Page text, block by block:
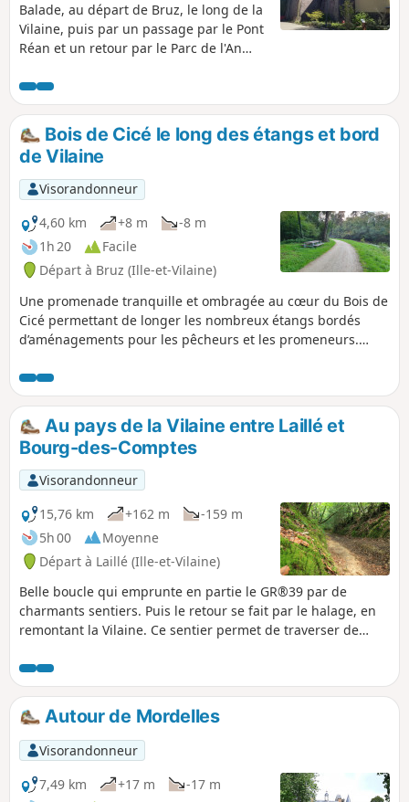
Balade, au départ de Bruz, le long de la
Vilaine, puis par un passage par le Pont
Réan et un retour par le Parc de l'An
Bois de Cicé le long des étangs et bord
de Vilaine
Visorandonneur
4,60 km
+8 m
-8 m
1h 20
Facile
Départ à Bruz (Ille-et-Vilaine)
Une promenade tranquille et ombragée au cœur du Bois de
Cicé permettant de longer les nombreux étangs bordés
d’aménagements pour les pêcheurs et les promeneurs.
une poussette. Si vous préférez les chemins plus
praticables, le mieux est d'emprunter l'axe central aménagé
et qui mène jusqu'au chemin de halage. À l'origine des
plans d'eau, une ancienne gravière qui fournissait en
matériaux de construction la ville de Rennes.
Au pays de la Vilaine entre Laillé et
Bourg-des-Comptes
Visorandonneur
15,76 km
+162 m
-159 m
5h 00
Moyenne
Départ à Laillé (Ille-et-Vilaine)
Belle boucle qui emprunte en partie le GR®39 par de
charmants sentiers. Puis le retour se fait par le halage, en
remontant la Vilaine. Ce sentier permet de traverser de
demeures, des écluses et on finit par longer cette rivière
qui porte si mal son nom.
Autour de Mordelles
Visorandonneur
7,49 km
+17 m
-17 m